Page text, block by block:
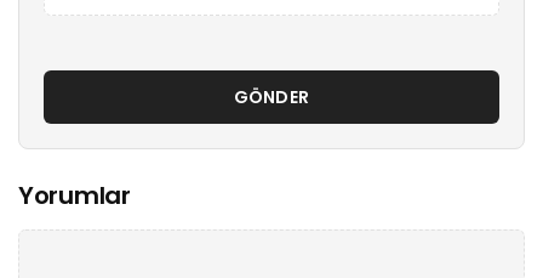
GÖNDER
Yorumlar